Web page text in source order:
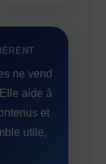
ne vend
aide à
et
utile,